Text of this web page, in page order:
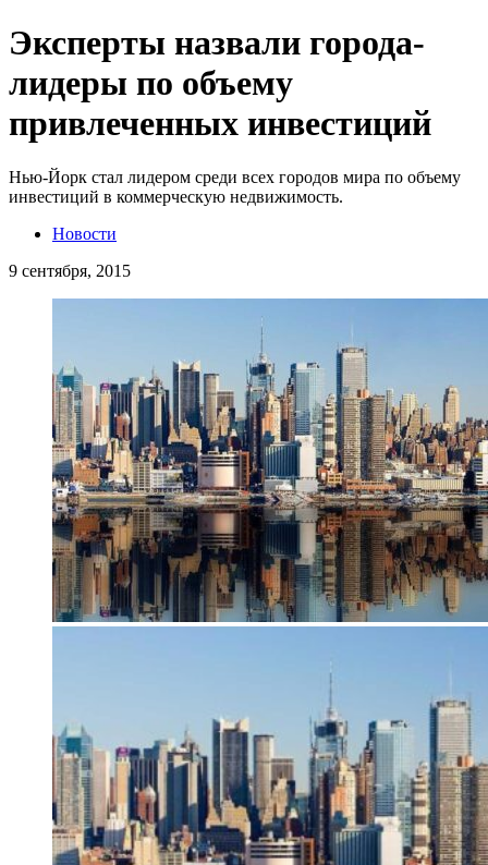
Эксперты назвали города-
лидеры по объему
привлеченных инвестиций
Нью-Йорк стал лидером среди всех городов мира по объему
инвестиций в коммерческую недвижимость.
Новости
9 сентября, 2015